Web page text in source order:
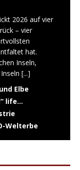
2026 auf vier
– vier
hat.
Inseln,
[...]
Elbe
life…
Welterbe